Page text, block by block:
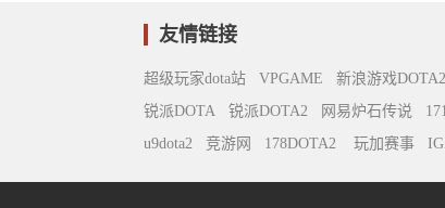
友情链接
超级玩家dota站 VPGAME 新浪游戏DOTA2
锐派DOTA
锐派DOTA2 网易炉石传说
u9dota2
竞游网 178DOTA2 玩加赛事